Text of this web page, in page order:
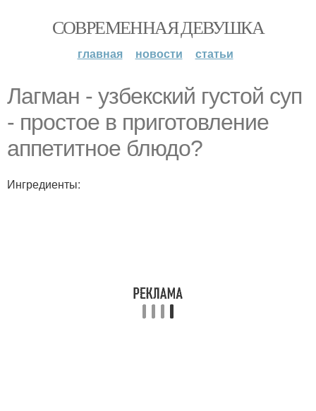
СОВРЕМЕННАЯ ДЕВУШКА
главная новости статьи
Лагман - узбекский густой суп
- простое в приготовление
аппетитное блюдо?
Ингредиенты: